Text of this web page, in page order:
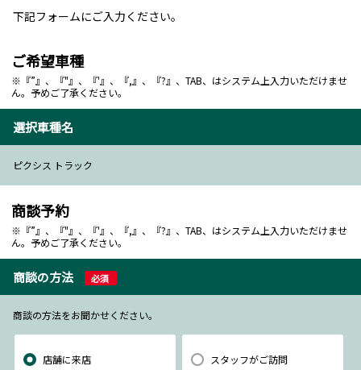
下記フォームにご入力ください。
ご希望車種
※『”』、『"』、『'』、『,』、『?』、TAB、はシステム上入力いただけませ
ん。予めご了承ください。
選択車種名
ピクシス トラック
商談予約
※『”』、『"』、『'』、『,』、『?』、TAB、はシステム上入力いただけませ
ん。予めご了承ください。
商談の方法 必須
商談の方法をお聞かせください。
店舗に来店 スタッフがご訪問